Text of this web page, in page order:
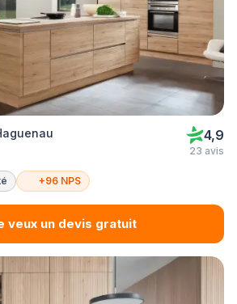
4,9
23 avis
+96 NPS
veux un devis gratuit